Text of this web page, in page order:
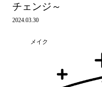
チェンジ～
2024.03.30
メイク